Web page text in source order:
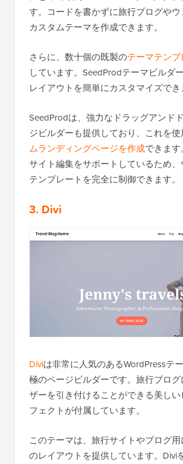
す。コードを書かずに旅行ブログや
カスタムテーマを作成できます。
さらに、数十個の既製のテーマテンプ
しています。SeedProdテーマビルダ
レイアウトを簡単にカスタマイズでき
SeedProdは、強力なドラッグアンド
ジビルダーも提供しており、これを使
ムランディングページを作成できま
サイト編集をサポートしているため、
テンプレートを完全に制御できます。
3. Divi
Diviは非常に人気のあるWordPressテ
極のページビルダーです。旅行ブロ
ザーを引き付けることができる美し
フェクトが付属しています。
このテーマは、旅行サイトやブログ
のレイアウトを提供しています。Divi